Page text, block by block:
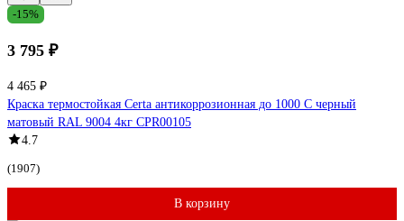
-15%
3 795 ₽
4 465 ₽
Краска термостойкая Certa антикоррозионная до 1000 С черный
матовый RAL 9004 4кг CPR00105
4.7
(1907)
В корзину